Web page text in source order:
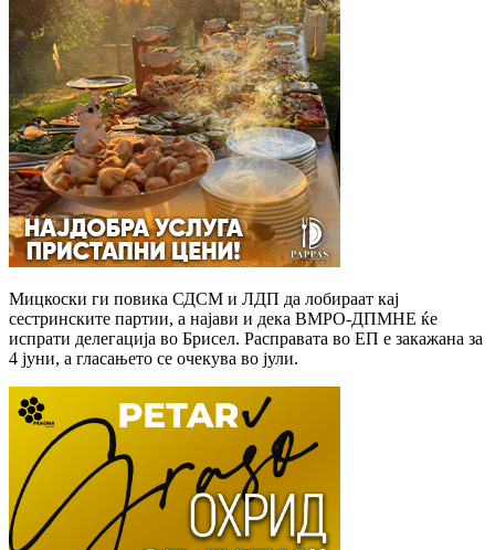
Мицкоски ги повика СДСМ и ЛДП да лобираат кај
сестринските партии, а најави и дека ВМРО-ДПМНЕ ќе
испрати делегација во Брисел. Расправата во ЕП е закажана за
4 јуни, а гласањето се очекува во јули.